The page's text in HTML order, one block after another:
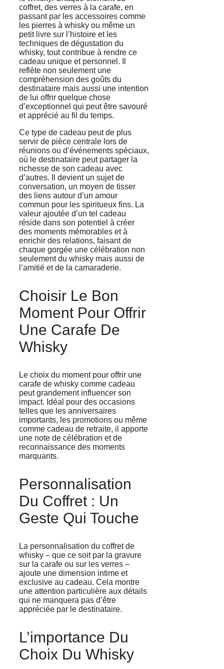
coffret, des verres à la carafe, en
passant par les accessoires comme
les pierres à whisky ou même un
petit livre sur l’histoire et les
techniques de dégustation du
whisky, tout contribue à rendre ce
cadeau unique et personnel. Il
reflète non seulement une
compréhension des goûts du
destinataire mais aussi une intention
de lui offrir quelque chose
d’exceptionnel qui peut être savouré
et apprécié au fil du temps.
Ce type de cadeau peut de plus
servir de pièce centrale lors de
réunions ou d’événements spéciaux,
où le destinataire peut partager la
richesse de son cadeau avec
d’autres. Il devient un sujet de
conversation, un moyen de tisser
des liens autour d’un amour
commun pour les spiritueux fins. La
valeur ajoutée d’un tel cadeau
réside dans son potentiel à créer
des moments mémorables et à
enrichir des relations, faisant de
chaque gorgée une célébration non
seulement du whisky mais aussi de
l’amitié et de la camaraderie.
Choisir Le Bon
Moment Pour Offrir
Une Carafe De
Whisky
Le choix du moment pour offrir une
carafe de whisky comme cadeau
peut grandement influencer son
impact. Idéal pour des occasions
telles que les anniversaires
importants, les promotions ou même
comme cadeau de retraite, il apporte
une note de célébration et de
reconnaissance des moments
marquants.
Personnalisation
Du Coffret : Un
Geste Qui Touche
La personnalisation du coffret de
whisky – que ce soit par la gravure
sur la carafe ou sur les verres –
ajoute une dimension intime et
exclusive au cadeau. Cela montre
une attention particulière aux détails
qui ne manquera pas d’être
appréciée par le destinataire.
L’importance Du
Choix Du Whisky